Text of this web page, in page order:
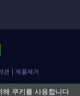
해 쿠키를 사용합니다.
관 제품제거
권소유.